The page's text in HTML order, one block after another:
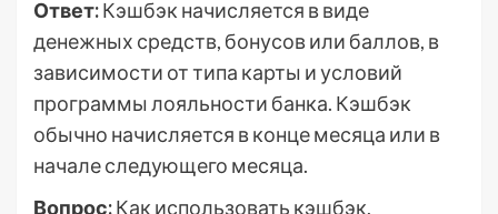
Ответ:Кэшбэк начисляется в виде
денежных средств, бонусов или баллов, в
зависимости от типа карты и условий
программы лояльности банка. Кэшбэк
обычно начисляется в конце месяца или в
начале следующего месяца.
Вопрос:Как использовать кэшбэк,